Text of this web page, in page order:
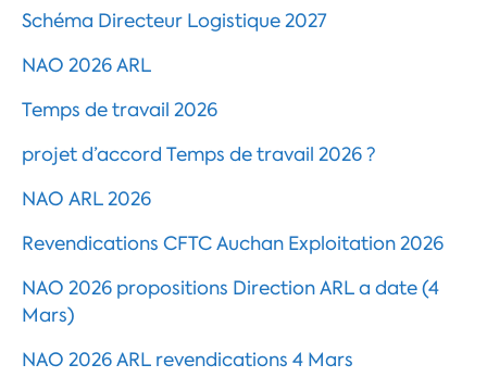
Schéma Directeur Logistique 2027
NAO 2026 ARL
Temps de travail 2026
projet d’accord Temps de travail 2026 ?
NAO ARL 2026
Revendications CFTC Auchan Exploitation 2026
NAO 2026 propositions Direction ARL a date (4
Mars)
NAO 2026 ARL revendications 4 Mars